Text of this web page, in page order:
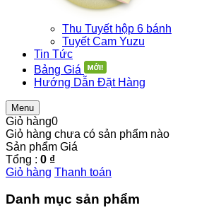
Thu Tuyết hộp 6 bánh
Tuyết Cam Yuzu
Tin Tức
Bảng Giá
Hướng Dẫn Đặt Hàng
Menu
Giỏ hàng0
Giỏ hàng chưa có sản phẩm nào
Sản phẩm Giá
Tổng : 0 ₫
Giỏ hàng Thanh toán
Danh mục sản phẩm